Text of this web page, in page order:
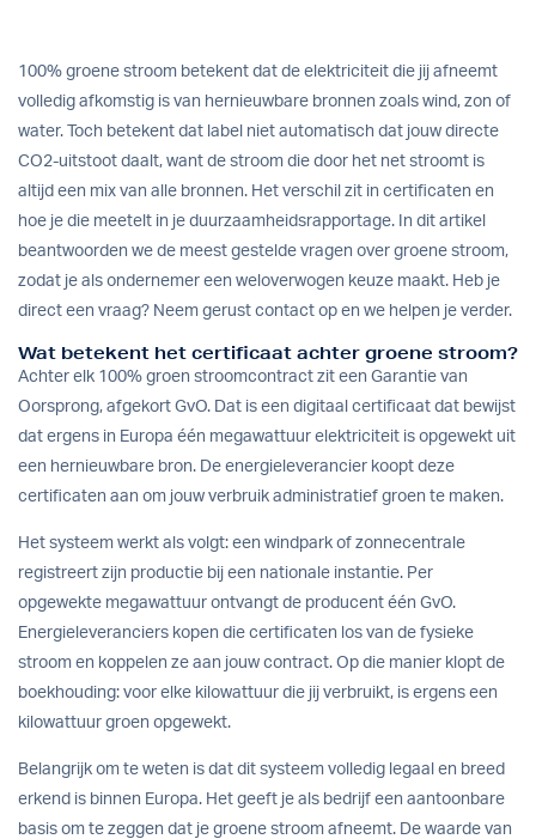
100% groene stroom betekent dat de elektriciteit die jij afneemt
volledig afkomstig is van hernieuwbare bronnen zoals wind, zon of
water. Toch betekent dat label niet automatisch dat jouw directe
CO2-uitstoot daalt, want de stroom die door het net stroomt is
altijd een mix van alle bronnen. Het verschil zit in certificaten en
hoe je die meetelt in je duurzaamheidsrapportage. In dit artikel
beantwoorden we de meest gestelde vragen over groene stroom,
zodat je als ondernemer een weloverwogen keuze maakt. Heb je
direct een vraag? Neem gerust contact op en we helpen je verder.
Wat betekent het certificaat achter groene stroom?
Achter elk 100% groen stroomcontract zit een Garantie van
Oorsprong, afgekort GvO. Dat is een digitaal certificaat dat bewijst
dat ergens in Europa één megawattuur elektriciteit is opgewekt uit
een hernieuwbare bron. De energieleverancier koopt deze
certificaten aan om jouw verbruik administratief groen te maken.
Het systeem werkt als volgt: een windpark of zonnecentrale
registreert zijn productie bij een nationale instantie. Per
opgewekte megawattuur ontvangt de producent één GvO.
Energieleveranciers kopen die certificaten los van de fysieke
stroom en koppelen ze aan jouw contract. Op die manier klopt de
boekhouding: voor elke kilowattuur die jij verbruikt, is ergens een
kilowattuur groen opgewekt.
Belangrijk om te weten is dat dit systeem volledig legaal en breed
erkend is binnen Europa. Het geeft je als bedrijf een aantoonbare
basis om te zeggen dat je groene stroom afneemt. De waarde van